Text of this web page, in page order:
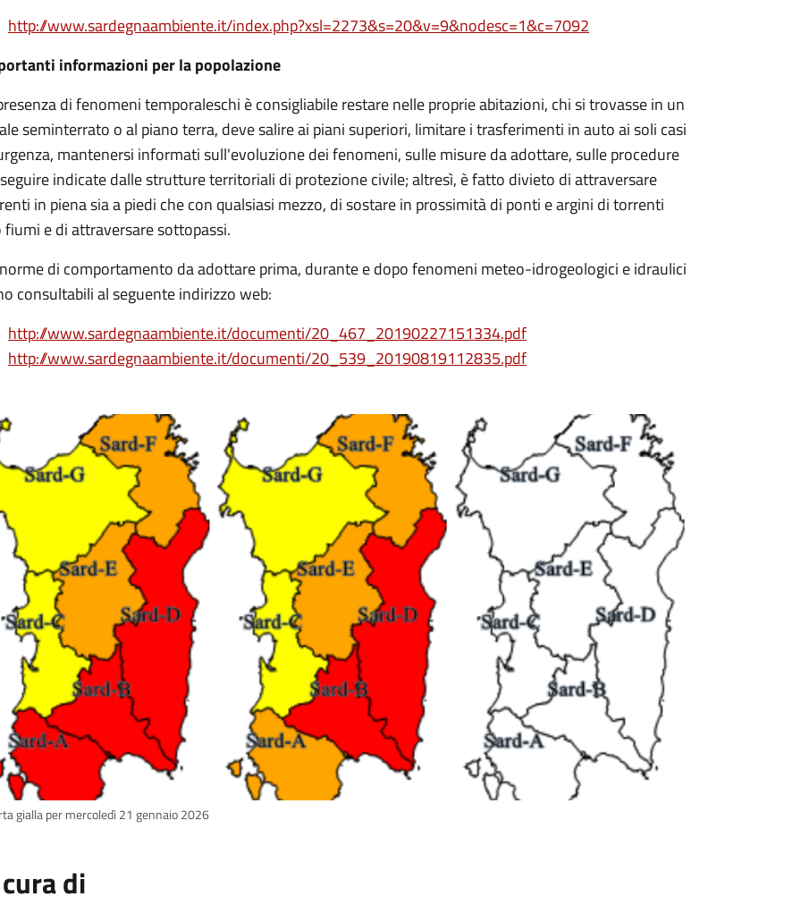
http://www.sardegnaambiente.it/index.php?xsl=2273&s=20&v=9&nodesc=1&c=7092
informazioni per la popolazione
di fenomeni temporaleschi è consigliabile restare nelle proprie abitazioni, chi si trovasse in un
seminterrato o al piano terra, deve salire ai piani superiori, limitare i trasferimenti in auto ai soli casi
mantenersi informati sull'evoluzione dei fenomeni, sulle misure da adottare, sulle procedure
indicate dalle strutture territoriali di protezione civile; altresì, è fatto divieto di attraversare
in piena sia a piedi che con qualsiasi mezzo, di sostare in prossimità di ponti e argini di torrenti
fiumi e di attraversare sottopassi.
di comportamento da adottare prima, durante e dopo fenomeni meteo-idrogeologici e idraulici
consultabili al seguente indirizzo web:
http://www.sardegnaambiente.it/documenti/20_467_20190227151334.pdf
http://www.sardegnaambiente.it/documenti/20_539_20190819112835.pdf
gialla per mercoledì 21 gennaio 2026
di